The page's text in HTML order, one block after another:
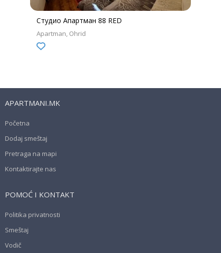
Студио Апартман 88 RED
Apartman Ohrid
APARTMANI.MK
Početna
Dodaj smeštaj
Pretraga na mapi
Kontaktirajte nas
POMOĆ I KONTAKT
Politika privatnosti
Smeštaj
Vodič